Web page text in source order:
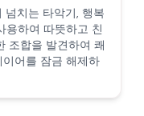
넘치는 타악기, 행복
용하여 따뜻하고 친
조합을 발견하여 쾌
어를 잠금 해제하